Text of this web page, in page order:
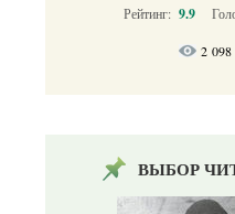
Рейтинг: 9.9
2 098
ВЫБОР